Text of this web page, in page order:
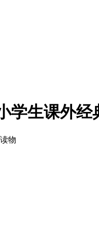
学生课外经